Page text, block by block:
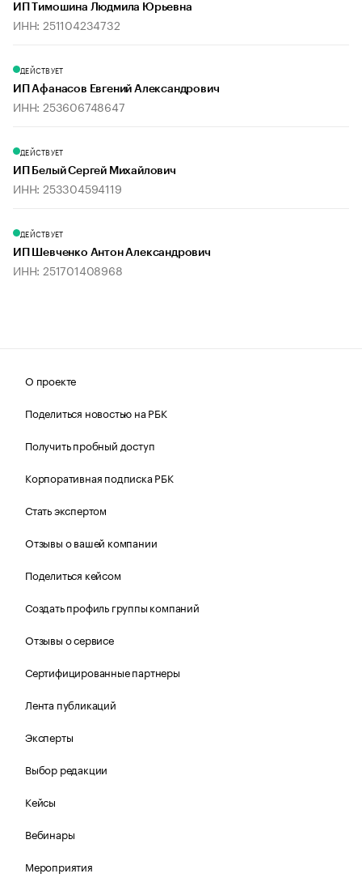
ИП Тимошина Людмила Юрьевна
ИНН: 251104234732
ДЕЙСТВУЕТ
ИП Афанасов Евгений Александрович
ИНН: 253606748647
ДЕЙСТВУЕТ
ИП Белый Сергей Михайлович
ИНН: 253304594119
ДЕЙСТВУЕТ
ИП Шевченко Антон Александрович
ИНН: 251701408968
О проекте
Поделиться новостью на РБК
Получить пробный доступ
Корпоративная подписка РБК
Стать экспертом
Отзывы о вашей компании
Поделиться кейсом
Создать профиль группы компаний
Отзывы о сервисе
Сертифицированные партнеры
Лента публикаций
Эксперты
Выбор редакции
Кейсы
Вебинары
Мероприятия